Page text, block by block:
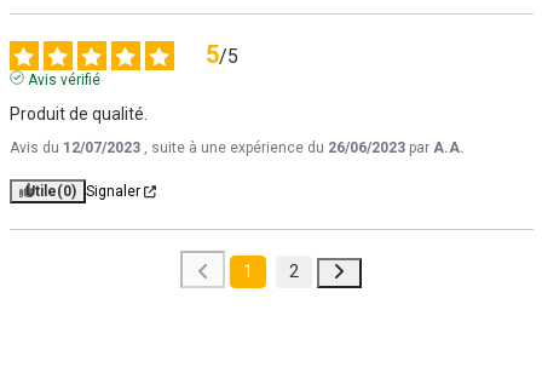
5/5
Avis vérifié
Produit de qualité.
Avis du 12/07/2023 , suite à une expérience du 26/06/2023 par A.A.
Utile(0) Signaler
1 2